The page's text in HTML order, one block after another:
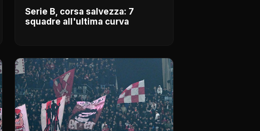
Serie B, corsa salvezza: 7
squadre all'ultima curva